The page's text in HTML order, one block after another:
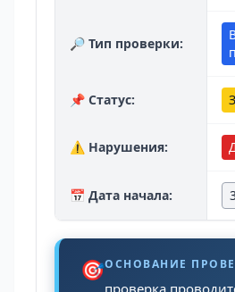
🔎 Тип проверки:
📌 Статус:
⚠️ Нарушения:
📅 Дата начала:
🎯ОСНОВАНИЕ
проверка